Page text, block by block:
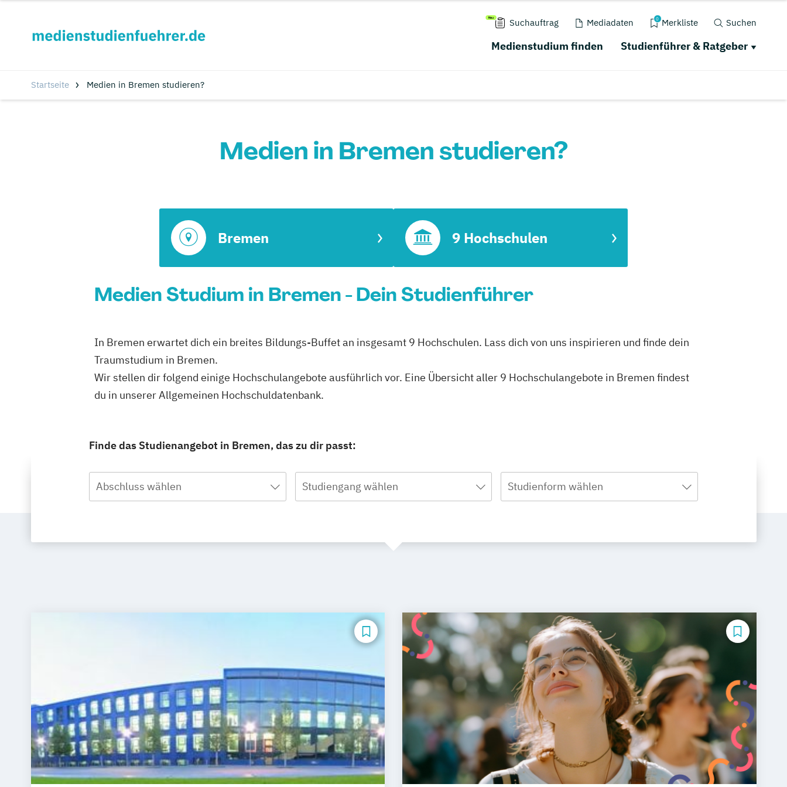
Suchauftrag Mediadaten 0 Merkliste Suchen
Medienstudium finden Studienführer & Ratgeber
Startseite Medien in Bremen studieren?
Medien in Bremen studieren?
Bremen 9 Hochschulen
Medien Studium in Bremen - Dein Studienführer
In Bremen erwartet dich ein breites Bildungs-Buffet an insgesamt 9 Hochschulen. Lass dich von uns inspirieren und finde dein
Traumstudium in Bremen.
Wir stellen dir folgend einige Hochschulangebote ausführlich vor. Eine Übersicht aller 9 Hochschulangebote in Bremen findest
du in unserer Allgemeinen Hochschuldatenbank.
Finde das Studienangebot in Bremen, das zu dir passt:
Abschluss wählen Studiengang wählen Studienform wählen